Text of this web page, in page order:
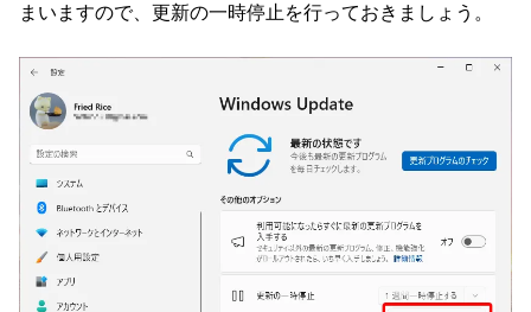
まいますので、更新の一時停止を行っておきましょう。